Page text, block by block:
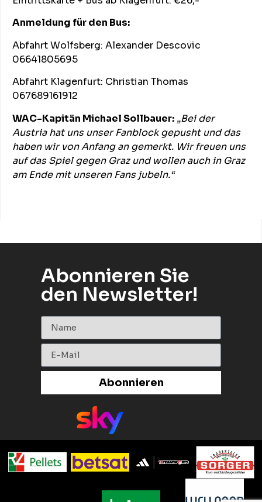
Anmeldung für den Bus:
Abfahrt Wolfsberg: Alexander Descovic
06641805695
Abfahrt Klagenfurt: Christian Thomas
067689161912
WAC-Kapitän Michael Sollbauer: „Bei der
Austria hat uns unser Fanblock gepusht und das
haben wir von Anfang an gemerkt. Wir freuen uns
auf das Spiel gegen Graz und wollen auch in Graz
am Ende mit unseren Fans jubeln.“
Abonnieren Sie
den Newsletter!
Abonnieren